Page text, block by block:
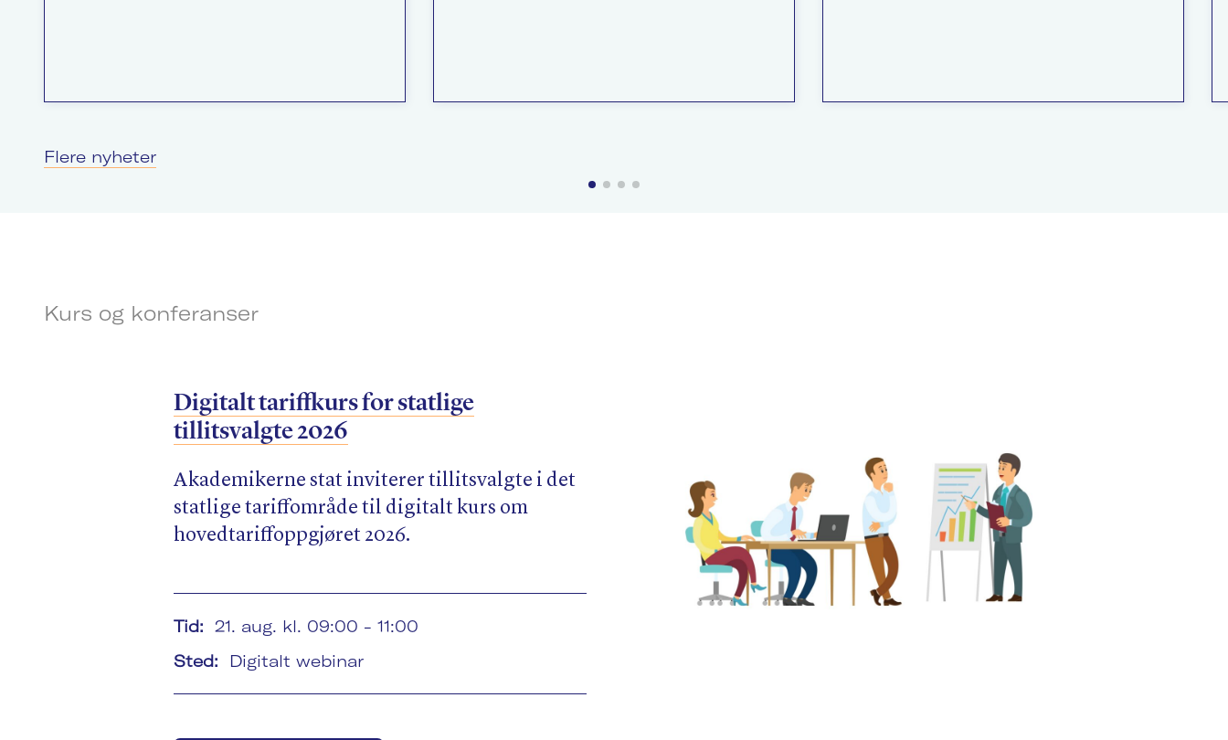
Flere nyheter
Kurs og konferanser
Digitalt tariffkurs for statlige
tillitsvalgte 2026
Akademikerne stat inviterer tillitsvalgte i det
statlige tariffområde til digitalt kurs om
hovedtariffoppgjøret 2026.
Tid: 21. aug. kl. 09:00 - 11:00
Sted:
Digitalt webinar